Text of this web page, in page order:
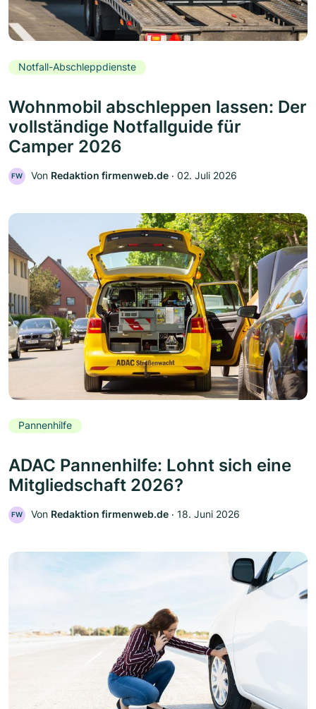
Notfall-Abschleppdienste
Wohnmobil abschleppen lassen: Der
vollständige Notfallguide für
Camper 2026
FW Von Redaktion firmenweb.de ‧ 02. Juli 2026
Pannenhilfe
ADAC Pannenhilfe: Lohnt sich eine
Mitgliedschaft 2026?
FW Von Redaktion firmenweb.de ‧ 18. Juni 2026